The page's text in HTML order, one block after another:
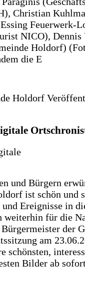
Christian
Feuerwerk-
NICO),
Holdorf)
die E
Holdorf
und Bürgern
ist schön und
Ereignisse in
weiterhin für die
der
am
schönsten,
Bilder ab